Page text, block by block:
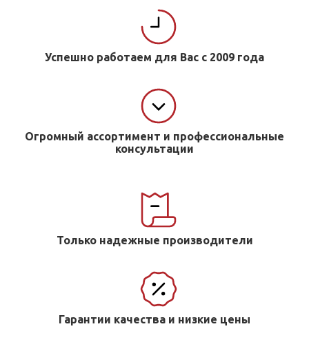
Успешно работаем для Вас с 2009 года
Огромный ассортимент и профессиональные
консультации
Только надежные производители
Гарантии качества и низкие цены